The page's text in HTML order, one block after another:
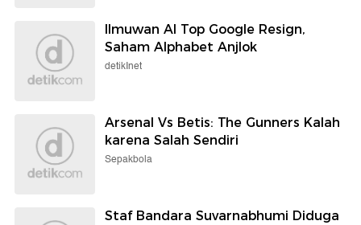
Ilmuwan AI Top Google Resign,
Saham Alphabet Anjlok
detikInet
Arsenal Vs Betis: The Gunners Kalah
karena Salah Sendiri
Sepakbola
Staf Bandara Suvarnabhumi Diduga